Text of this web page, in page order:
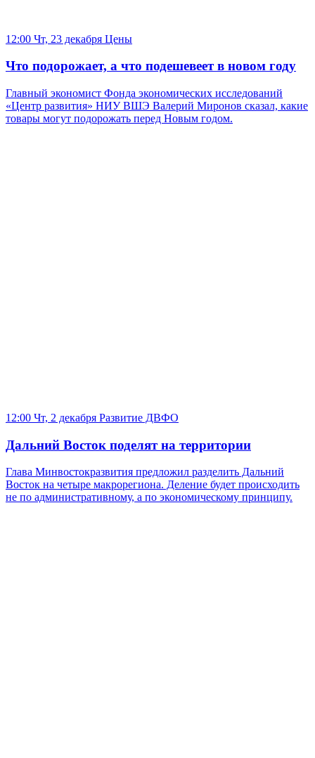
12:00 Чт, 23 декабря Цены
Что подорожает, а что подешевеет в новом году
Главный экономист Фонда экономических исследований
«Центр развития» НИУ ВШЭ Валерий Миронов сказал, какие
товары могут подорожать перед Новым годом.
12:00 Чт, 2 декабря Развитие ДВФО
Дальний Восток поделят на территории
Глава Минвостокразвития предложил разделить Дальний
Восток на четыре макрорегиона. Деление будет происходить
не по административному, а по экономическому принципу.